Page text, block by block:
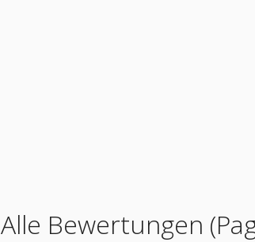
Alle Bewertungen